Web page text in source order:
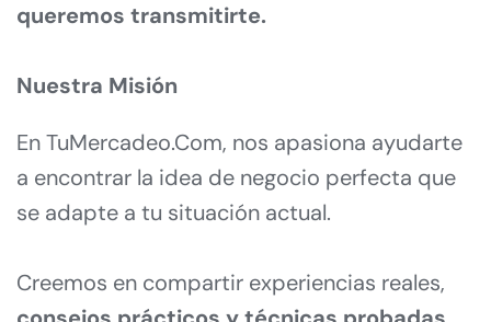
queremos transmitirte.
Nuestra Misión
En TuMercadeo.Com, nos apasiona ayudarte
a encontrar la idea de negocio perfecta que
se adapte a tu situación actual.